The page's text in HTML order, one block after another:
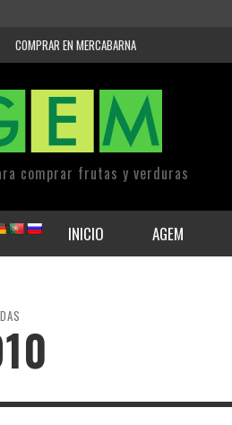
COMPRAR EN MERCABARNA
comprar frutas y verduras
INICIO AGEM